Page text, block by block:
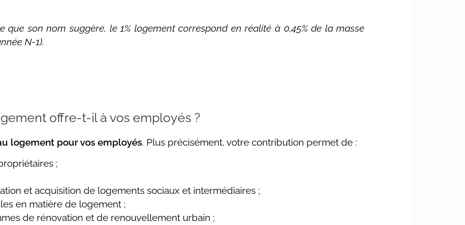
que son nom suggère, le 1% logement correspond en réalité à 0,45% de la masse
N-1).
offre-t-il à vos employés ?
logement pour vos employés. Plus précisément, votre contribution permet de :
;
et acquisition de logements sociaux et intermédiaires ;
en matière de logement ;
de rénovation et de renouvellement urbain ;